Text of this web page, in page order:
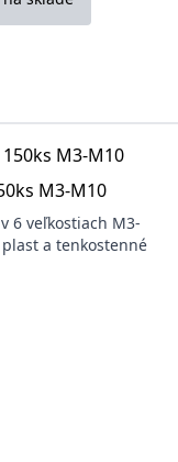
M3-M10
6 veľkostiach M3-
a tenkostenné